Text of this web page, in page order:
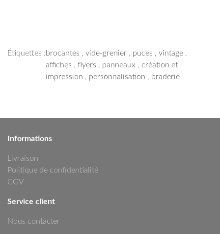
Étiquettes :brocantes , vide-grenier , puces , vintage ,
affiches , flyers , panneaux , création et
impression , personnalisation , braderie
Informations
Livraison
Politique de confidentialité
CGV
Service client
Nous contacter